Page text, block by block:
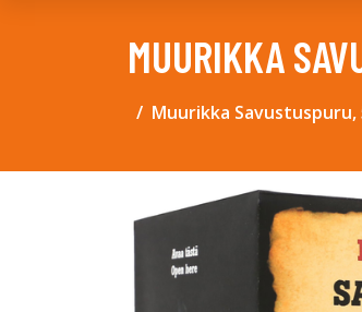
MUURIKKA
Muurikka Savustuspuru,